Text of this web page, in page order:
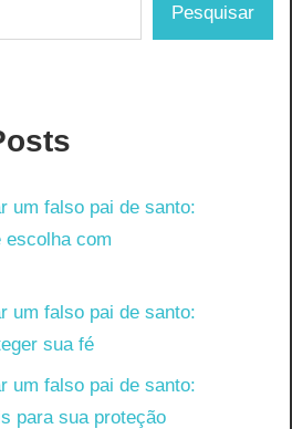
Pesquisar
um falso pai de santo:
escolha com
um falso pai de santo:
sua fé
um falso pai de santo:
para sua proteção